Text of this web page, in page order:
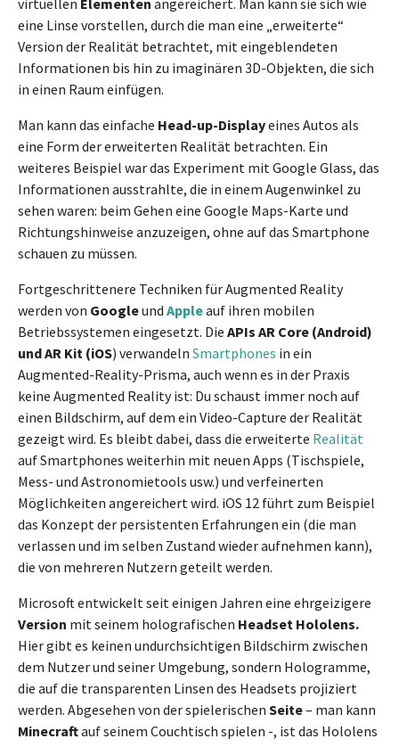
virtuellen Elementen angereichert. Man kann sie sich wie
eine Linse vorstellen, durch die man eine „erweiterte“
Version der Realität betrachtet, mit eingeblendeten
Informationen bis hin zu imaginären 3D-Objekten, die sich
in einen Raum einfügen.
Man kann das einfache Head-up-Displayeines Autos als
eine Form der erweiterten Realität betrachten. Ein
weiteres Beispiel war das Experiment mit Google Glass, das
Informationen ausstrahlte, die in einem Augenwinkel zu
sehen waren: beim Gehen eine Google Maps-Karte und
Richtungshinweise anzuzeigen, ohne auf das Smartphone
schauen zu müssen.
Fortgeschrittenere Techniken für Augmented Reality
werden von Googleund Appleauf ihren mobilen
Betriebssystemen eingesetzt. Die APIs AR Core (Android)
und AR Kit (iOS) verwandeln Smartphones in ein
Augmented-Reality-Prisma, auch wenn es in der Praxis
keine Augmented Reality ist: Du schaust immer noch auf
einen Bildschirm, auf dem ein Video-Capture der Realität
gezeigt wird. Es bleibt dabei, dass die erweiterte Realität
auf Smartphones weiterhin mit neuen Apps (Tischspiele,
Mess- und Astronomietools usw.) und verfeinerten
Möglichkeiten angereichert wird. iOS 12 führt zum Beispiel
das Konzept der persistenten Erfahrungen ein (die man
verlassen und im selben Zustand wieder aufnehmen kann),
die von mehreren Nutzern geteilt werden.
Microsoft entwickelt seit einigen Jahren eine ehrgeizigere
Version mit seinem holografischen Headset Hololens.
Hier gibt es keinen undurchsichtigen Bildschirm zwischen
dem Nutzer und seiner Umgebung, sondern Hologramme,
die auf die transparenten Linsen des Headsets projiziert
werden. Abgesehen von der spielerischen Seite– man kann
Minecraftauf seinem Couchtisch spielen -, ist das Hololens